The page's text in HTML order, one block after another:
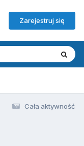
Zarejestruj się
Cała aktywność